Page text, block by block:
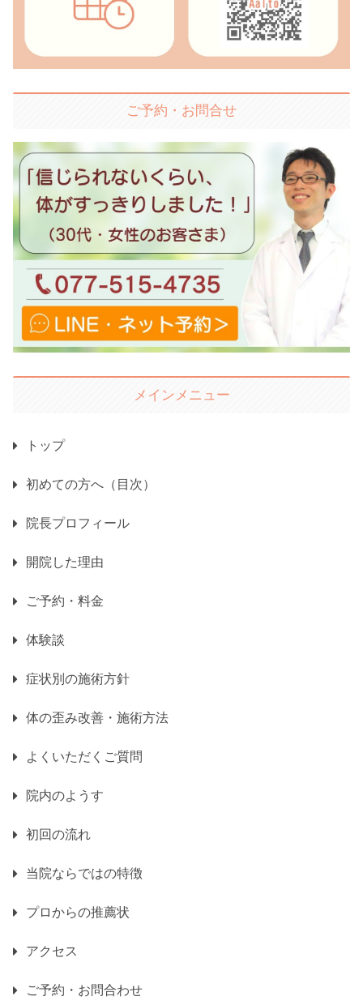
ご予約・お問合せ
メインメニュー
トップ
初めての方へ（目次）
院長プロフィール
開院した理由
ご予約・料金
体験談
症状別の施術方針
体の歪み改善・施術方法
よくいただくご質問
院内のようす
初回の流れ
当院ならではの特徴
プロからの推薦状
アクセス
ご予約・お問合わせ